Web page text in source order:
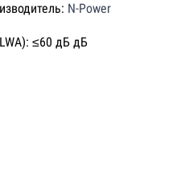
N-Power
≤60 дБ дБ